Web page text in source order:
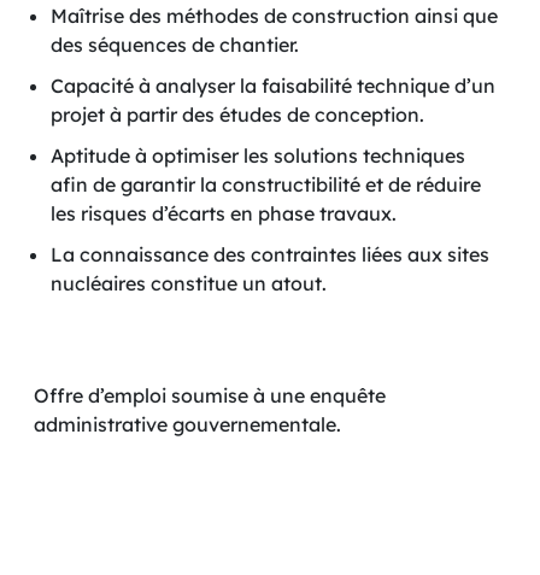
Maîtrise des méthodes de construction ainsi que
des séquences de chantier.
Capacité à analyser la faisabilité technique d’un
projet à partir des études de conception.
Aptitude à optimiser les solutions techniques
afin de garantir la constructibilité et de réduire
les risques d’écarts en phase travaux.
La connaissance des contraintes liées aux sites
nucléaires constitue un atout.
Offre d’emploi soumise à une enquête
administrative gouvernementale.